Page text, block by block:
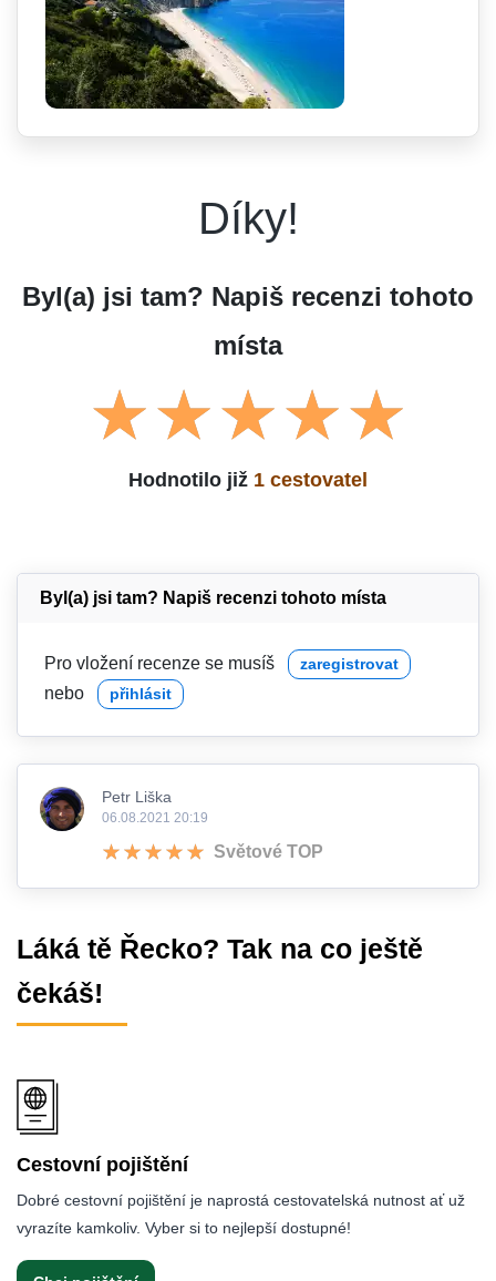
Díky!
Byl(a) jsi tam? Napiš recenzi tohoto
místa
Hodnotilo již 1 cestovatel
Byl(a) jsi tam? Napiš recenzi tohoto místa
Pro vložení recenze se musíš zaregistrovat
nebo přihlásit
Petr Liška
06.08.2021 20:19
Světové TOP
Láká tě Řecko? Tak na co ještě
čekáš!
Cestovní pojištění
Dobré cestovní pojištění je naprostá cestovatelská nutnost ať už
vyrazíte kamkoliv. Vyber si to nejlepší dostupné!